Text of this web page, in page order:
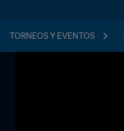
TORNEOS Y EVENTOS